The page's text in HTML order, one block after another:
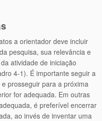
a orientador deve incluir
pesquisa, sua relevância e
atividade de iniciação
4-1). É importante seguir a
prosseguir para a próxima
for adequada. Em outras
é preferível encerrar
ao invés de inventar uma